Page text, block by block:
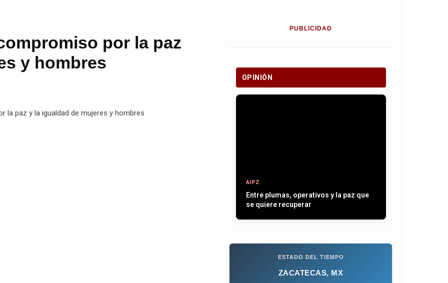
por la paz
y hombres
PUBLICIDAD
OPINIÓN
AIPZ
Entre plumas, operativos y la paz que
se quiere recuperar
ESTADO DEL TIEMPO
ZACATECAS, MX